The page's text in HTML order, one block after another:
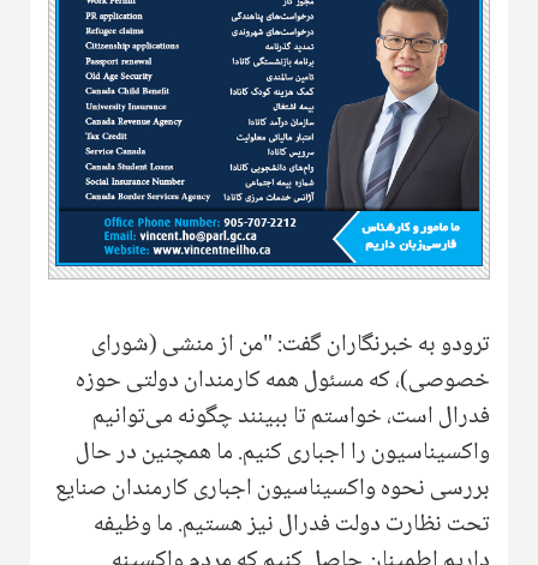
ترودو به خبرنگاران گفت: "من از منشی (شورای
خصوصی)، که مسئول همه کارمندان دولتی حوزه
فدرال است، خواستم تا ببینند چگونه می‌توانیم
واکسیناسیون را اجباری کنیم. ما همچنین در حال
بررسی نحوه واکسیناسیون اجباری کارمندان صنایع
تحت نظارت دولت فدرال نیز هستیم. ما وظیفه